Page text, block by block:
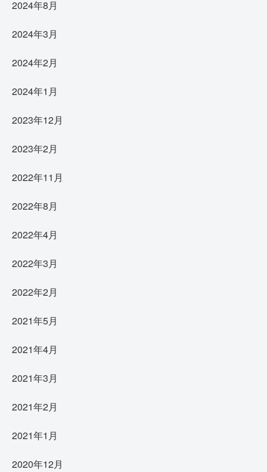
2024年8月
2024年3月
2024年2月
2024年1月
2023年12月
2023年2月
2022年11月
2022年8月
2022年4月
2022年3月
2022年2月
2021年5月
2021年4月
2021年3月
2021年2月
2021年1月
2020年12月